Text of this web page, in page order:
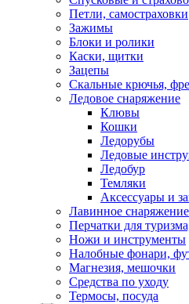
Петли, самостраховки
Зажимы
Блоки и ролики
Каски, щитки
Зацепы
Скальные крючья,
Ледовое снаряжение
Клювы
Кошки
Ледорубы
Ледовые
Ледобур
Темляки
Аксессуары и
Лавинное снаряжение
Перчатки для
Ножи и инструменты
Налобные фонари,
Магнезия, мешочки
Средства по уходу
Термосы, посуда